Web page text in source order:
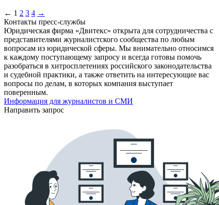
← 1 2 3 4 →
Контакты пресс-службы
Юридическая фирма «Двитекс» открыта для сотрудничества с
представителями журналистского сообщества по любым
вопросам из юридической сферы. Мы внимательно относимся
к каждому поступающему запросу и всегда готовы помочь
разобраться в хитросплетениях российского законодательства
и судебной практики, а также ответить на интересующие вас
вопросы по делам, в которых компания выступает
поверенным.
Информация для журналистов и СМИ
Направить запрос